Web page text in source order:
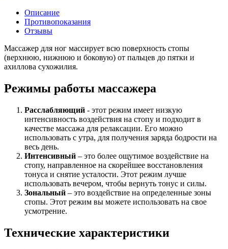
Описание
Противопоказания
Отзывы
Массажер для ног массирует всю поверхность стопы
(верхнюю, нижнюю и боковую) от пальцев до пятки и
ахиллова сухожилия.
Режимы работы массажера
Расслабляющий - этот режим имеет низкую
интенсивность воздействия на стопу и подходит в
качестве массажа для релаксации. Его можно
использовать с утра, для получения заряда бодрости на
весь день.
Интенсивный – это более ощутимое воздействие на
стопу, направленное на скорейшее восстановления
тонуса и снятие усталости. Этот режим лучше
использовать вечером, чтобы вернуть тонус и силы.
Зональный – это воздействие на определенные зоны
стопы. Этот режим вы можете использовать на свое
усмотрение.
Технические характеристики